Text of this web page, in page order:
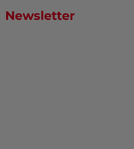
Newsletter